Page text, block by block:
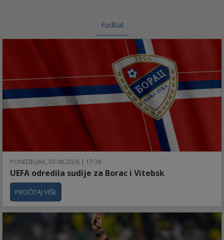
Fudbal
PONEDELJAK, 03.08.2026 | 17:38
UEFA odredila sudije za Borac i Vitebsk
PROČITAJ VIŠE